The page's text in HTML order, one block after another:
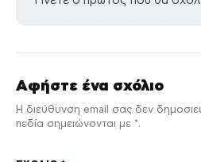
Αφήστε ένα σχόλιο
Η διεύθυνση email σας δεν
πεδία σημειώνονται με *.